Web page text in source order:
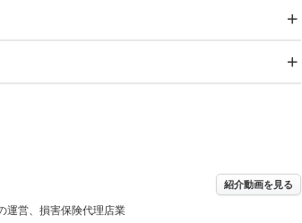
センターデフロック
キーレス
－ ポータブルナビ
紹介動画を見る
運営、損害保険代理店業